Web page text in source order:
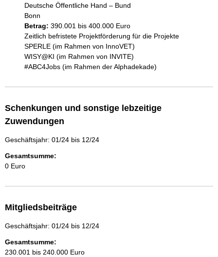
Deutsche Öffentliche Hand – Bund
Bonn
Betrag: 390.001 bis 400.000 Euro
Zeitlich befristete Projektförderung für die Projekte
SPERLE (im Rahmen von InnoVET)
WISY@KI (im Rahmen von INVITE)
#ABC4Jobs (im Rahmen der Alphadekade)
Schenkungen und sonstige lebzeitige
Zuwendungen
Geschäftsjahr: 01/24 bis 12/24
Gesamtsumme:
0 Euro
Mitgliedsbeiträge
Geschäftsjahr: 01/24 bis 12/24
Gesamtsumme:
230.001 bis 240.000 Euro